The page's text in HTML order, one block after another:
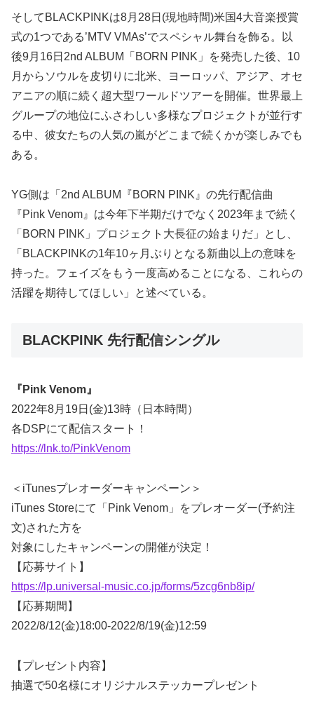
そしてBLACKPINKは8月28日(現地時間)米国4大音楽授賞
式の1つである’MTV VMAs’でスペシャル舞台を飾る。以
後9月16日2nd ALBUM「BORN PINK」を発売した後、10
月からソウルを皮切りに北米、ヨーロッパ、アジア、オセ
アニアの順に続く超大型ワールドツアーを開催。世界最上
グループの地位にふさわしい多様なプロジェクトが並行す
る中、彼女たちの人気の嵐がどこまで続くかが楽しみでも
ある。
YG側は「2nd ALBUM『BORN PINK』の先行配信曲
『Pink Venom』は今年下半期だけでなく2023年まで続く
「BORN PINK」プロジェクト大長征の始まりだ」とし、
「BLACKPINKの1年10ヶ月ぶりとなる新曲以上の意味を
持った。フェイズをもう一度高めることになる、これらの
活躍を期待してほしい」と述べている。
BLACKPINK 先行配信シングル
『Pink Venom』
2022年8月19日(金)13時（日本時間）
各DSPにて配信スタート！
https://lnk.to/PinkVenom
＜iTunesプレオーダーキャンペーン＞
iTunes Storeにて「Pink Venom」をプレオーダー(予約注
文)された方を
対象にしたキャンペーンの開催が決定！
【応募サイト】
https://lp.universal-music.co.jp/forms/5zcg6nb8ip/
【応募期間】
2022/8/12(金)18:00-2022/8/19(金)12:59
【プレゼント内容】
抽選で50名様にオリジナルステッカープレゼント